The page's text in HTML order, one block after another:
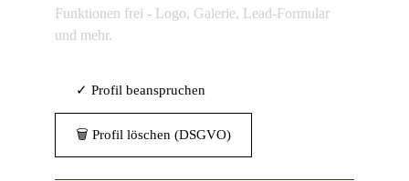
Funktionen frei - Logo, Galerie, Lead-Formular
und mehr.
✓ Profil beanspruchen
🗑 Profil löschen (DSGVO)